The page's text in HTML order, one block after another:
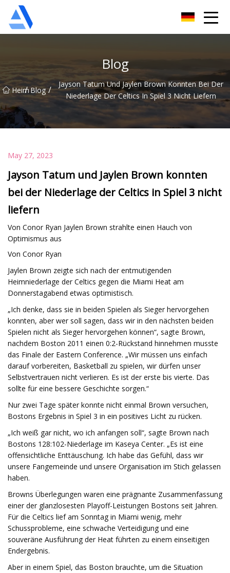
Blog
Heim
/ Blog /
Jayson Tatum Und Jaylen Brown Konnten Bei Der
Niederlage Der Celtics In Spiel 3 Nicht Liefern
May 27, 2023
Jayson Tatum und Jaylen Brown konnten
bei der Niederlage der Celtics in Spiel 3 nicht
liefern
Von Conor Ryan Jaylen Brown strahlte einen Hauch von
Optimismus aus
Von Conor Ryan
Jaylen Brown zeigte sich nach der entmutigenden
Heimniederlage der Celtics gegen die Miami Heat am
Donnerstagabend etwas optimistisch.
„Ich denke, dass sie in beiden Spielen als Sieger hervorgehen
konnten, aber wer soll sagen, dass wir in den nächsten beiden
Spielen nicht als Sieger hervorgehen können“, sagte Brown,
nachdem Boston 2011 einen 0:2-Rückstand hinnehmen musste
das Finale der Eastern Conference. „Wir müssen uns einfach
darauf vorbereiten, Basketball zu spielen, wir dürfen unser
Selbstvertrauen nicht verlieren. Es ist der erste bis vierte. Das
sollte für eine bessere Geschichte sorgen.“
Nur zwei Tage später konnte nicht einmal Brown versuchen,
Bostons Ergebnis in Spiel 3 in ein positives Licht zu rücken.
„Ich weiß gar nicht, wo ich anfangen soll“, sagte Brown nach
Bostons 128:102-Niederlage im Kaseya Center. „Es ist eine
offensichtliche Enttäuschung. Ich habe das Gefühl, dass wir
unsere Fangemeinde und unsere Organisation im Stich gelassen
haben.
Browns Überlegungen waren eine prägnante Zusammenfassung
einer der glanzlosesten Playoff-Leistungen Bostons seit Jahren.
Für die Celtics lief am Sonntag in Miami wenig, mehr
Schussprobleme, eine schwache Verteidigung und eine
souveräne Ausführung der Heat führten zu einem einseitigen
Endergebnis.
Aber in einem Spiel, das Boston brauchte, um die Situation